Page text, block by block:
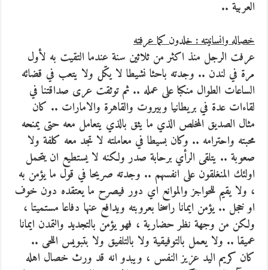
العربية ..
خصاله وانسانيته : خلدون كما عرفته
عرفت الرجل منذ اكثر من ثلاثين سنة عندما التقيت به لأول
مرة في لندن .. وجدته باحثا نشيطا لا يكّل ولا يتعب في قضائه
الساعات الطوال منكبا على عمله .. ثم توثقت عرى صداقتنا في
لقاءات عدة في بريطانيا وبيروت والقاهرة والامارات .. كان
مثال الصديق المخلص الذي ما يثق بالذي يتعامل معه حتى يمنحه
محبته واحترامه .. وكان بسيطا في معاملته لا تجد معه كلفة ولا
صعوبة .. يتلقى الرأي برحابة صدر ولكنه لا يستطيع ان يتحمل
اولئك المنغلقون على انفسهم .. وجدته صريحا في قول ما يؤمن به
، ولا يقيم للحواجز والموانع اي دور فيصرح ما يعتقده دون خوف
او خجل .. يؤمن ايمانا راسخا بعروبته ويدافع عنها دفاعا مستميتا ،
ولكن من وجهة نظر حضارية ، فهو يؤمن بالتجديد والتمدن ايمانا
عميقا .. ولا يعمل بالتوفيقية ولا بالتلفيق ولا بتبويس اللحى ..
كان كريم اليد عزيز النفس ، ويبدو انه قد ورث خصال اهله